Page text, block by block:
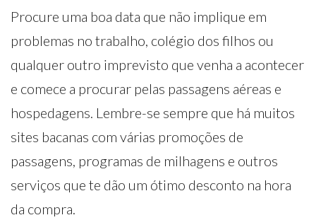
Procure uma boa data que não implique em
problemas no trabalho, colégio dos filhos ou
qualquer outro imprevisto que venha a acontecer
e comece a procurar pelas passagens aéreas e
hospedagens. Lembre-se sempre que há muitos
sites bacanas com várias promoções de
passagens, programas de milhagens e outros
serviços que te dão um ótimo desconto na hora
da compra.